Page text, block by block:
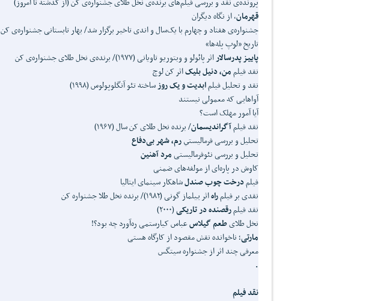
قهرمان، از نگاه دیگران
جشنواره‌ی هفتاد و چهارم با یک‌سال و اندی تاخیر برگزار شد/ بهار تابستانی جشنواره‌ی کن
تاریخ «لوپ پله‌ها»
پاییز پدرسالاراثر پائولو و وبتوریو تاویانی (۱۹۷۷)/ برنده‌ی نخل طلای جشنواره‌ی کن
نقد فيلممن، دنيل بليکاثر کن لوچ
نقد و تحليل فيلمابديت و يک روزساخته تئو آنگلوپولوس (۱۹۹۸)
آواهايی که معمولی نيستند
آيا آمور مهلک است؟
نقد فيلمآگرانديسمان/ برنده نخل طلای کن سال (۱۹۶۷)
تحليل و بررسی فرماليستيرم، شهر بی‌دفاع
تحليل و بررسی نئوفرماليستیمردآهنين
کاوش در پاره‌ای از مولفه‌های ضمنی
فيلمدرخت چوب صندلشاهکار سينمای ايتاليا
نقدی بر فيلمراهاثر ييلماز گونی (۱۹۸۲)/ برنده نخل طلا جشنواره کن
نقد فيلمرقصنده در تاريکی(۲۰۰۰)
نخل طلایطعم گيلاسعباس کيارستمی ره‌آورد چه بود؟!
مارتی؛ ناخوانده نقش مقصود از کارگاه هستی
معرفی چند اثر از جشنواره سيتگس
.
نقد فیلم